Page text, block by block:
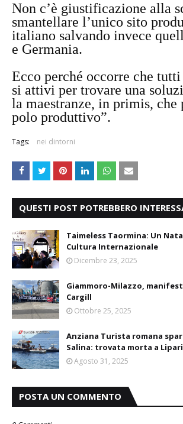
Non c’è giustificazione alla
smantellare l’unico sito
italiano salvando invece
e Germania.
Ecco perché occorre che
si attivi per trovare una
la maestranze, in primis, che
polo produttivo”.
Tags: nei dintorni
QUESTI POST POTREBBERO
Taimeless Taormina: Un
Cultura Internazionale
Dicembre 23, 2025
Giammoro-Milazzo,
Cargill
Ottobre 25, 2025
Anziana Turista romana
Salina: trovata morta a Lipari
Agosto 31, 2025
POSTA UN COMMENTO